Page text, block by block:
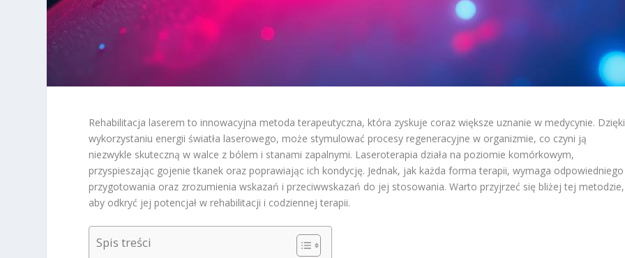
Rehabilitacja laserem to innowacyjna metoda terapeutyczna, która zyskuje coraz większe uznanie w medycynie. Dzięki
wykorzystaniu energii światła laserowego, może stymulować procesy regeneracyjne w organizmie, co czyni ją
niezwykle skuteczną w walce z bólem i stanami zapalnymi. Laseroterapia działa na poziomie komórkowym,
przyspieszając gojenie tkanek oraz poprawiając ich kondycję. Jednak, jak każda forma terapii, wymaga odpowiedniego
przygotowania oraz zrozumienia wskazań i przeciwwskazań do jej stosowania. Warto przyjrzeć się bliżej tej metodzie,
aby odkryć jej potencjał w rehabilitacji i codziennej terapii.
Spis treści